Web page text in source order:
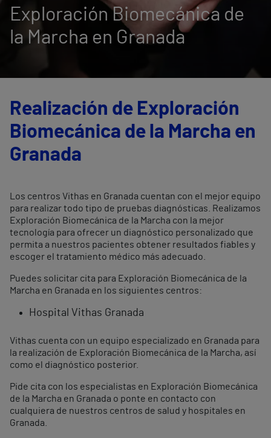
Exploración Biomecánica de
la Marcha en Granada
Realización de Exploración
Biomecánica de la Marcha en
Granada
Los centros Vithas en Granada cuentan con el mejor equipo
para realizar todo tipo de pruebas diagnósticas. Realizamos
Exploración Biomecánica de la Marcha con la mejor
tecnología para ofrecer un diagnóstico personalizado que
permita a nuestros pacientes obtener resultados fiables y
escoger el tratamiento médico más adecuado.
Puedes solicitar cita para Exploración Biomecánica de la
Marcha en Granada en los siguientes centros:
Hospital Vithas Granada
Vithas cuenta con un equipo especializado en Granada para
la realización de Exploración Biomecánica de la Marcha, así
como el diagnóstico posterior.
Pide cita con los especialistas en Exploración Biomecánica
de la Marcha en Granada o ponte en contacto con
cualquiera de nuestros centros de salud y hospitales en
Granada.